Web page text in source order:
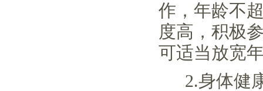
作，年龄不
度高，积极
可适当放宽
2.身体健